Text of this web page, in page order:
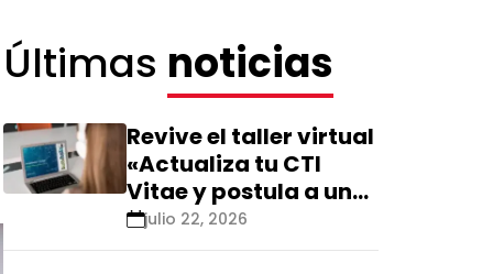
Últimas noticias
Revive el taller virtual
«Actualiza tu CTI
Vitae y postula a una
nueva calificación
Renacyt»
julio 22, 2026